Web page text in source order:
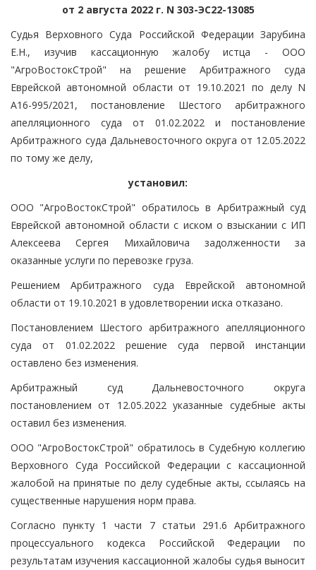
от 2 августа 2022 г. N 303-ЭС22-13085
Судья Верховного Суда Российской Федерации Зарубина
Е.Н., изучив кассационную жалобу истца - ООО
"АгроВостокСтрой" на решение Арбитражного суда
Еврейской автономной области от 19.10.2021 по делу N
А16-995/2021, постановление Шестого арбитражного
апелляционного суда от 01.02.2022 и постановление
Арбитражного суда Дальневосточного округа от 12.05.2022
по тому же делу,
установил:
ООО "АгроВостокСтрой" обратилось в Арбитражный суд
Еврейской автономной области с иском о взыскании с ИП
Алексеева Сергея Михайловича задолженности за
оказанные услуги по перевозке груза.
Решением Арбитражного суда Еврейской автономной
области от 19.10.2021 в удовлетворении иска отказано.
Постановлением Шестого арбитражного апелляционного
суда от 01.02.2022 решение суда первой инстанции
оставлено без изменения.
Арбитражный суд Дальневосточного округа
постановлением от 12.05.2022 указанные судебные акты
оставил без изменения.
ООО "АгроВостокСтрой" обратилось в Судебную коллегию
Верховного Суда Российской Федерации с кассационной
жалобой на принятые по делу судебные акты, ссылаясь на
существенные нарушения норм права.
Согласно пункту 1 части 7 статьи 291.6 Арбитражного
процессуального кодекса Российской Федерации по
результатам изучения кассационной жалобы судья выносит